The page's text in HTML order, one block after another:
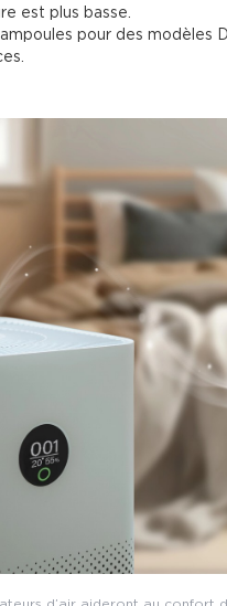
est plus basse.
pour des modèles